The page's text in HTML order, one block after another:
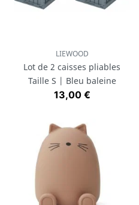
LIEWOOD
Lot de 2 caisses pliables
Taille S | Bleu baleine
Prix
13,00 €